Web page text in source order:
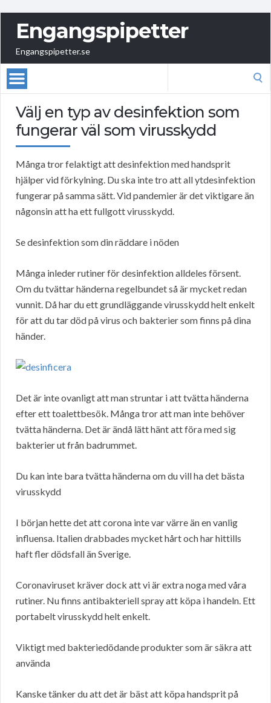
Engangspipetter
Engangspipetter.se
Välj en typ av desinfektion som
fungerar väl som virusskydd
Många tror felaktigt att desinfektion med handsprit
hjälper vid förkylning. Du ska inte tro att all ytdesinfektion
fungerar på samma sätt. Vid pandemier är det viktigare än
någonsin att ha ett fullgott virusskydd.
Se desinfektion som din räddare i nöden
Många inleder rutiner för desinfektion alldeles försent.
Om du tvättar händerna regelbundet så är mycket redan
vunnit. Då har du ett grundläggande virusskydd helt enkelt
för att du tar död på virus och bakterier som finns på dina
händer.
Det är inte ovanligt att man struntar i att tvätta händerna
efter ett toalettbesök. Många tror att man inte behöver
tvätta händerna. Det är ändå lätt hänt att föra med sig
bakterier ut från badrummet.
Du kan inte bara tvätta händerna om du vill ha det bästa
virusskydd
I början hette det att corona inte var värre än en vanlig
influensa. Italien drabbades mycket hårt och har hittills
haft fler dödsfall än Sverige.
Coronaviruset kräver dock att vi är extra noga med våra
rutiner. Nu finns antibakteriell spray att köpa i handeln. Ett
portabelt virusskydd helt enkelt.
Viktigt med bakteriedödande produkter som är säkra att
använda
Kanske tänker du att det är bäst att köpa handsprit på